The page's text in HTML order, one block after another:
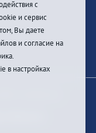
ссылка на
с
и сервис
Вы даете
и согласие на
в настройках